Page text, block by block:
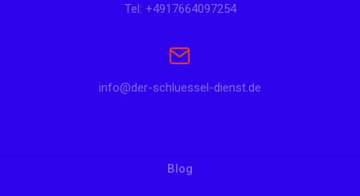
Tel: +4917664097254
info@der-schluessel-dienst.de
Blog